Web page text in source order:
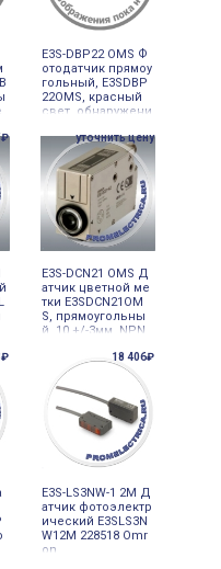
E3S-DBP22 OMS Ф
отодатчик прямоу
гольный, E3SDBP
22OMS, красный
свет, обнаружени
ъектов, узкий лу
ч, кнопкка обучен
ия SmartTeach, 0-0
7м, PNP, НО+НЗ, р
азъём M12 388941
Omron
уточнить цену
E3S-DCN21 OMS Д
атчик цветной ме
тки E3SDCN21OM
S, прямоугольны
й, 10 +/-3мм, NPN,
3 Omron
18 406₽
E3S-LS3NW-1 2M Д
атчик фотоэлектр
ический E3SLS3N
W12M 228518 Omr
on